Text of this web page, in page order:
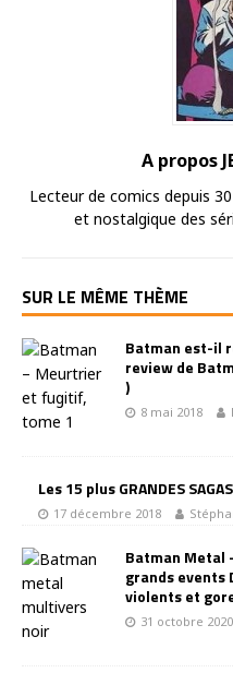
A propos
Lecteur de comics depuis
et nostalgique des
SUR LE MÊME THÈME
Batman est-il
review de
)
8 mai 2018
Les 15 plus GRANDES
17 décembre 2018
Batman Metal
grands events
violents et
31 octobre 2020